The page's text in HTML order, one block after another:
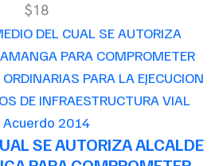
$18
Acuerdo 2014
SE AUTORIZA ALCALDE